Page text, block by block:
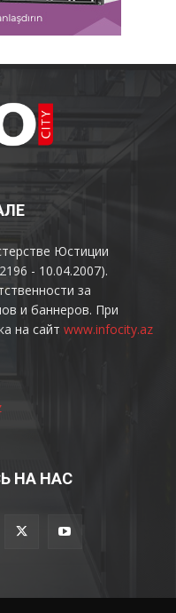
Юстиции
- 10.04.2007).
за
и баннеров. При
на сайт www.infocity.az
НА НАС